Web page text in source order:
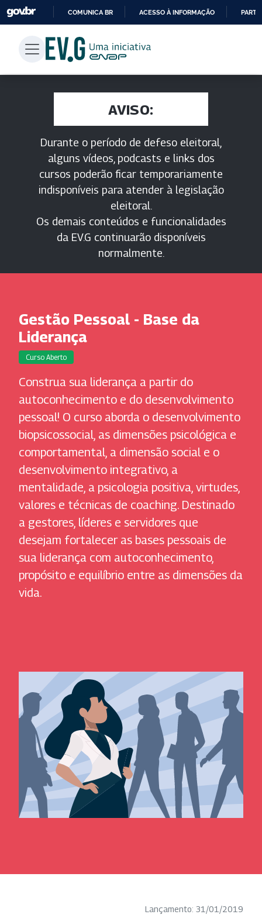
PARA
CONTEÚDO
COMUNICA BR ACESSO À INFORMAÇÃO
AVISO:
Durante o período de defeso eleitoral,
alguns vídeos, podcasts e links dos
cursos poderão ficar temporariamente
indisponíveis para atender à legislação
eleitoral.
Os demais conteúdos e funcionalidades
da EV.G continuarão disponíveis
normalmente.
Gestão Pessoal - Base da
Liderança
Curso Aberto
Construa sua liderança a partir do
autoconhecimento e do desenvolvimento
pessoal! O curso aborda o desenvolvimento
biopsicossocial, as dimensões psicológica e
comportamental, a dimensão social e o
desenvolvimento integrativo, a
mentalidade, a psicologia positiva, virtudes,
valores e técnicas de coaching. Destinado
a gestores, líderes e servidores que
desejam fortalecer as bases pessoais de
sua liderança com autoconhecimento,
propósito e equilíbrio entre as dimensões da
vida.
Lançamento: 31/01/2019